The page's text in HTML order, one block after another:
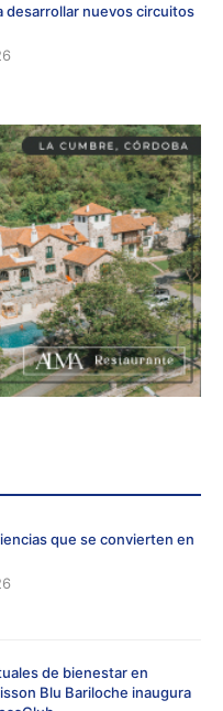
desarrollar nuevos circuitos
que se convierten en
de bienestar en
Blu Bariloche inaugura